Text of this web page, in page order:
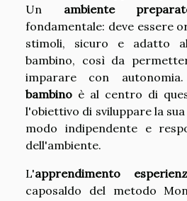
Un ambiente
fondamentale: deve essere
stimoli, sicuro e adatto
bambino, così da
imparare con
bambino è al centro di
l'obiettivo di sviluppare la
modo indipendente e
dell'ambiente.
L'apprendimento
caposaldo del metodo